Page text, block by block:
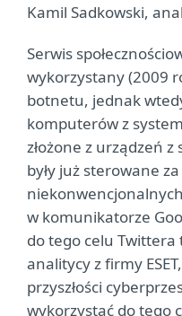
Kamil Sadkowski,
Serwis
wykorzystany (2009
botnetu, jednak
komputerów z
złożone z urządzeń
były już sterowane
w komunikatorze
do tego celu Twittera
analitycy z firmy
przyszłości
wykorzystać do tego